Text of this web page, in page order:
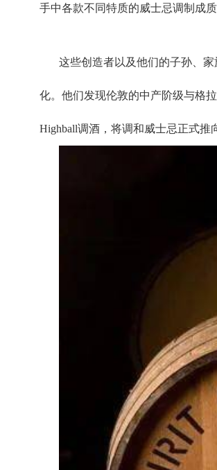
手中各款不同特质的威士忌调制成
这些创造者以及他们的子孙、
化。他们发现伦敦的中产阶级与格
Highball调酒，将调和威士忌正式推